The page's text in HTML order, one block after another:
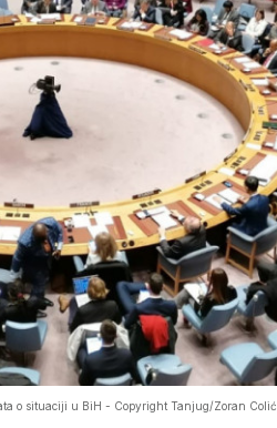
o situaciji u BiH - Copyright Tanjug/Zoran Colić